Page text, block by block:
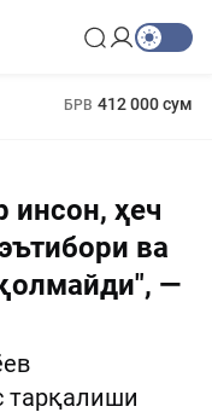
МРОТ 1 271 000 сум
инсон, ҳеч
ва
—
тарқалиши